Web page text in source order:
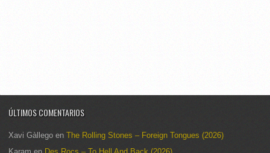
ÚLTIMOS COMENTARIOS
Xavi Gàllego en The Rolling Stones – Foreign Tongues (2026)